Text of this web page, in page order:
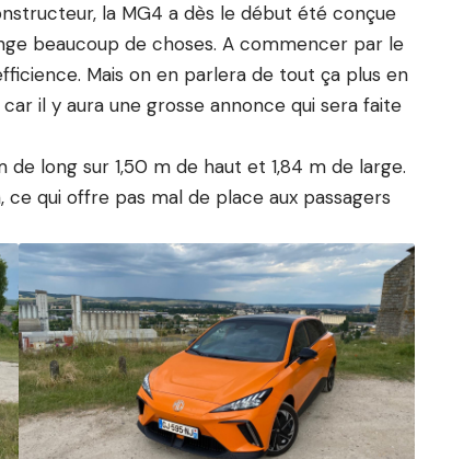
la MG4 a dès le début été conçue
beaucoup de choses. A commencer par le
Mais on en parlera de tout ça plus en
il y aura une grosse annonce qui sera faite
long sur 1,50 m de haut et 1,84 m de large.
qui offre pas mal de place aux passagers